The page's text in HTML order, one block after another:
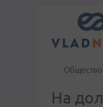
Общество
На